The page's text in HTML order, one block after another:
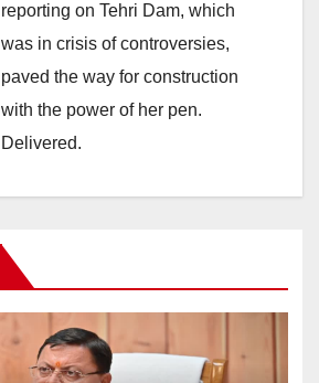
reporting on Tehri Dam, which
was in crisis of controversies,
paved the way for construction
with the power of her pen.
Delivered.